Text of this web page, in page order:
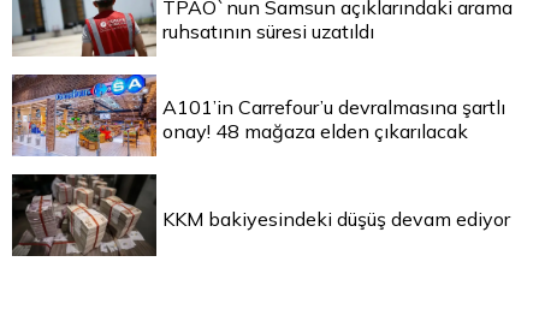
TPAO`nun Samsun açıklarındaki arama
ruhsatının süresi uzatıldı
A101’in Carrefour’u devralmasına şartlı
onay! 48 mağaza elden çıkarılacak
KKM bakiyesindeki düşüş devam ediyor